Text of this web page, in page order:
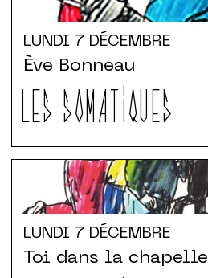
LUNDI 7 DÉCEMBRE
LES SOMATIQUES
Ève Bonneau
LUNDI 7 DÉCEMBRE
Toi dans la chapelle